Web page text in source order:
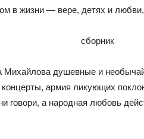
в жизни — вере, детях и
Михайлова душевные и
армия ликующих
говори, а народная любовь